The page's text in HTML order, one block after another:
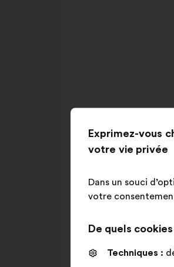
Exprimez-vous
votre vie privée
Dans un souci
votre
De quels cookies
Techniques :